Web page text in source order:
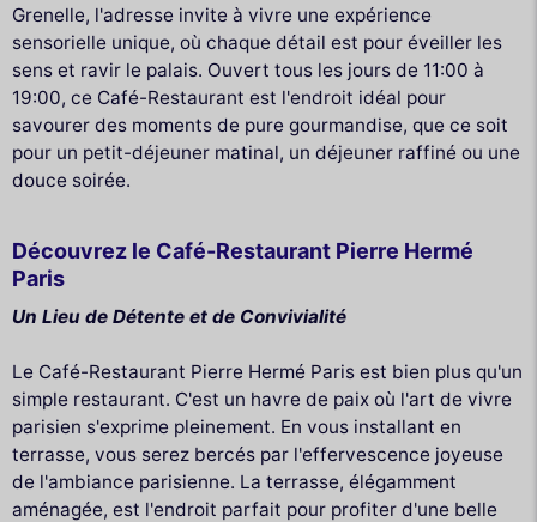
Grenelle, l'adresse invite à vivre une expérience
sensorielle unique, où chaque détail est pour éveiller les
sens et ravir le palais. Ouvert tous les jours de 11:00 à
19:00, ce Café-Restaurant est l'endroit idéal pour
savourer des moments de pure gourmandise, que ce soit
pour un petit-déjeuner matinal, un déjeuner raffiné ou une
douce soirée.
Découvrez le Café-Restaurant Pierre Hermé
Paris
Un Lieu de Détente et de Convivialité
Le Café-Restaurant Pierre Hermé Paris est bien plus qu'un
simple restaurant. C'est un havre de paix où l'art de vivre
parisien s'exprime pleinement. En vous installant en
terrasse, vous serez bercés par l'effervescence joyeuse
de l'ambiance parisienne. La terrasse, élégamment
aménagée, est l'endroit parfait pour profiter d'une belle